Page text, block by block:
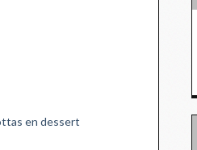
en dessert